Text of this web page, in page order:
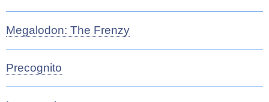
Megalodon: The Frenzy
Precognito